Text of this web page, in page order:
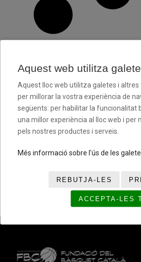
Aquest web utilitza
Aquest lloc web utilitza galetes i
per millorar la vostra experiència de
següents: per habilitar la funcionalitat
una millor experiència al lloc web i per
pels nostres productes i serveis.
Més informació sobre l'ús de les
REBUTJA-LES
ACCEPTA-LES